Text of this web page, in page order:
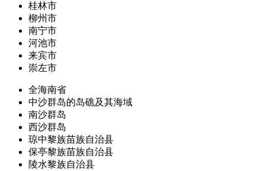
桂林市
柳州市
南宁市
河池市
来宾市
崇左市
全海南省
中沙群岛的岛礁及其海域
南沙群岛
西沙群岛
琼中黎族苗族自治县
保亭黎族苗族自治县
陵水黎族自治县